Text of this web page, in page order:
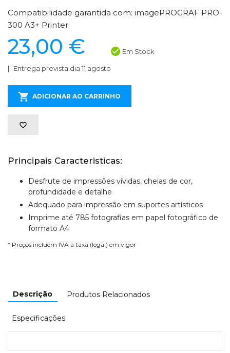
Compatibilidade garantida com: imagePROGRAF PRO-
300 A3+ Printer
23,00 € Em Stock
Entrega prevista dia 11 agosto
ADICIONAR AO CARRINHO
Principais Caracteristicas:
Desfrute de impressões vívidas, cheias de cor,
profundidade e detalhe
Adequado para impressão em suportes artísticos
Imprime até 785 fotografias em papel fotográfico de
formato A4
* Preços incluem IVA à taxa (legal) em vigor
Descrição Produtos Relacionados
Especificações